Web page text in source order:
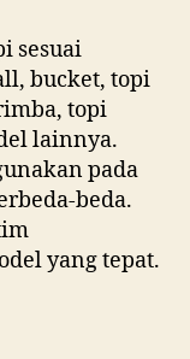
sesuai
bucket, topi
topi
lainnya.
pada
beda.
yang tepat.